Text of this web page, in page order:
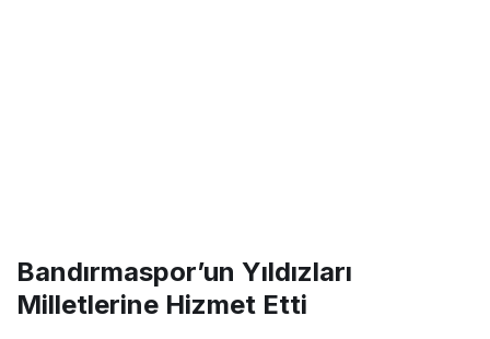
Bandırmaspor’un Yıldızları
Milletlerine Hizmet Etti